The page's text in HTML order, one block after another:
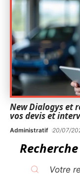
New Dialogys et
vos devis et
Administratif 20/07/
Recherche